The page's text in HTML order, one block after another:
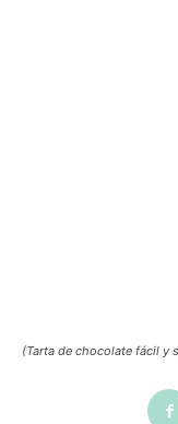
(Tarta de chocolate fácil y